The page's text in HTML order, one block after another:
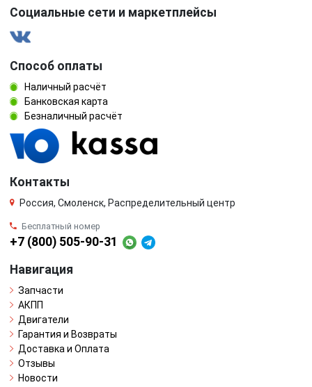
Социальные сети и маркетплейсы
Способ оплаты
Наличный расчёт
Банковская карта
Безналичный расчёт
Контакты
Россия, Смоленск, Распределительный центр
Бесплатный номер
+7 (800) 505-90-31
Навигация
Запчасти
АКПП
Двигатели
Гарантия и Возвраты
Доставка и Оплата
Отзывы
Новости